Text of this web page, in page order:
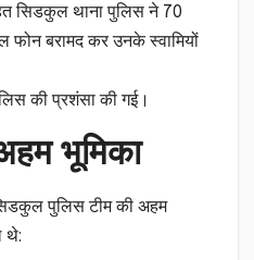
सिडकुल थाना पुलिस ने 70
फोन बरामद कर उनके स्वामियों
की प्रशंसा की गई।
भूमिका
पुलिस टीम की अहम
थे: